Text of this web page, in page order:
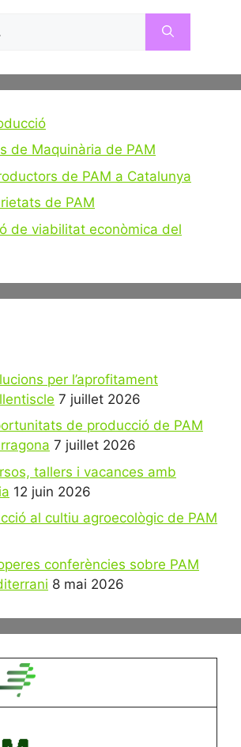
de Maquinària de PAM
de PAM a Catalunya
de PAM
de viabilitat econòmica del
per l’aprofitament
7 juillet 2026
de producció de PAM
7 juillet 2026
tallers i vacances amb
12 juin 2026
al cultiu agroecològic de PAM
conferències sobre PAM
8 mai 2026